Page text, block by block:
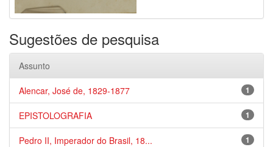
Sugestões de pesquisa
Assunto
1
Alencar, José de, 1829-1877
1
EPISTOLOGRAFIA
1
Pedro II, Imperador do Brasil, 18...